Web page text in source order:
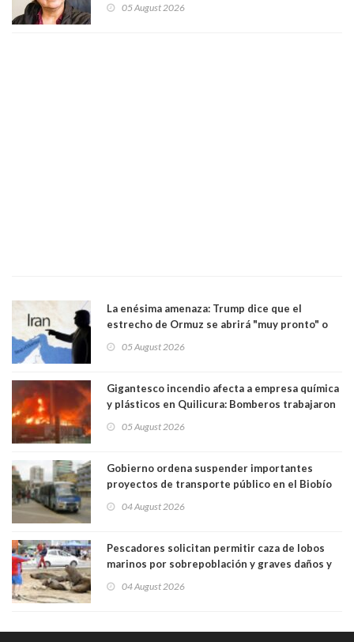
05 August 2026
La enésima amenaza: Trump dice que el
estrecho de Ormuz se abrirá "muy pronto" o
05 August 2026
Gigantesco incendio afecta a empresa química
y plásticos en Quilicura: Bomberos trabajaron
05 August 2026
Gobierno ordena suspender importantes
proyectos de transporte público en el Biobío
04 August 2026
Pescadores solicitan permitir caza de lobos
marinos por sobrepoblación y graves daños y
04 August 2026